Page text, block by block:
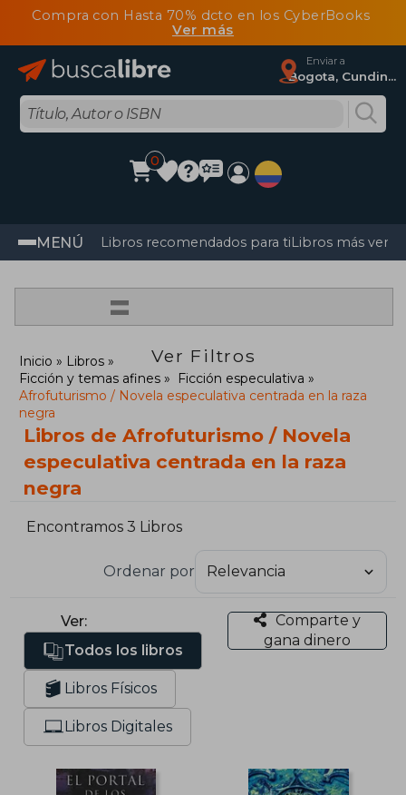
Compra con Hasta 70% dcto en los CyberBooks
Ver más
Enviar a
Bogota, Cundinamarca
0
MENÚ Libros recomendados para tiLibros más
=
Ver Filtros
Inicio
Libros
Ficción y temas afines
Ficción especulativa
Afrofuturismo / Novela especulativa centrada en la raza
negra
Libros de Afrofuturismo / Novela
especulativa centrada en la raza
negra
Encontramos 3 Libros
Ordenar por
Ver:
Todos los libros
Libros Físicos
Libros Digitales
Comparte y
gana dinero